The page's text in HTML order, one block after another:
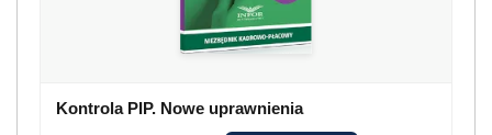
Kontrola PIP. Nowe uprawnienia